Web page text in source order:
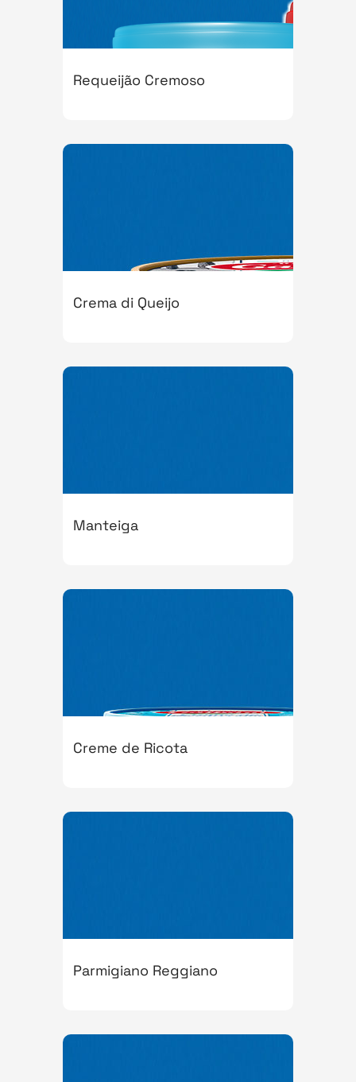
Requeijão Cremoso
Crema di Queijo
Manteiga
Creme de Ricota
Parmigiano Reggiano